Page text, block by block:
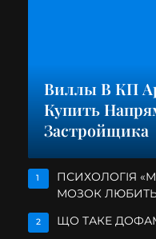
Виллы В КП
Купить
Застройщика
1
ПСИХОЛОГІЯ
МОЗОК ЛЮБИТЬ
2 ЩО ТАКЕ